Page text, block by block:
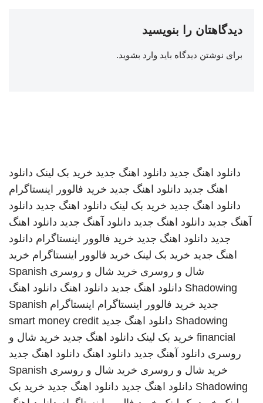
دیدگاهتان را بنویسید
برای نوشتن دیدگاه باید وارد بشوید.
دانلود اهنگ جدید دانلود اهنگ جدید خرید بک لینک دانلود
اهنگ جدید دانلود اهنگ جدید خرید فالوور اینستاگرام
دانلود اهنگ جدید خرید بک لینک دانلود اهنگ جدید دانلود
آهنگ جدید دانلود اهنگ جدید دانلود آهنگ جدید دانلود اهنگ
جدید دانلود اهنگ جدید خرید فالوور اینستاگرام دانلود
اهنگ جدید خرید بک لینک خرید فالوور اینستاگرام خرید
شال و روسری خرید شال و روسری Spanish
Shadowing دانلود اهنگ جدید دانلود اهنگ دانلود اهنگ
جدید خرید فالوور اینستاگرام اینستاگرام Spanish
Shadowing دانلود اهنگ جدید smart money credit
financial خرید بک لینک دانلود اهنگ جدید خرید شال و
روسری دانلود آهنگ جدید دانلود اهنگ دانلود اهنگ جدید
خرید شال و روسری خرید شال و روسری Spanish
Shadowing دانلود اهنگ جدید دانلود اهنگ جدید خرید بک